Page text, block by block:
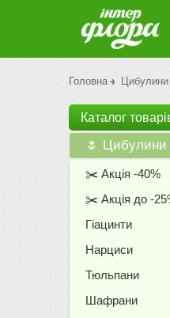
Головна Цибулини
Каталог
🌷 Цибулини
✂️ Акція -40%
✂️ Акція до -
Гіацинти
Нарциси
Тюльпани
Шафрани